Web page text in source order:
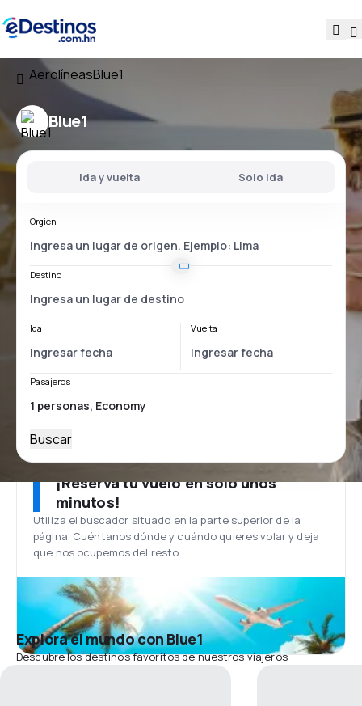
AerolíneasBlue1
Blue1
Ida y vuelta Solo ida
Orgien
Destino
Ida Vuelta
Pasajeros
Buscar
¡Reserva tu vuelo en solo unos
minutos!
Utiliza el buscador situado en la parte superior de la
página. Cuéntanos dónde y cuándo quieres volar y deja
que nos ocupemos del resto.
Explora el mundo con Blue1
Descubre los destinos favoritos de nuestros viajeros